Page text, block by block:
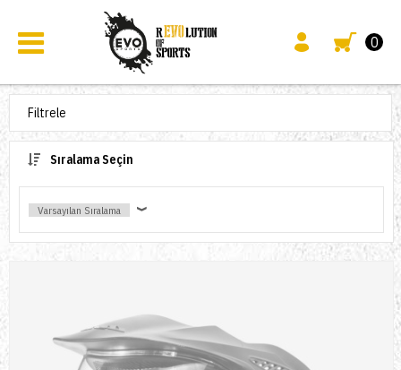
0
Filtrele
Sıralama Seçin